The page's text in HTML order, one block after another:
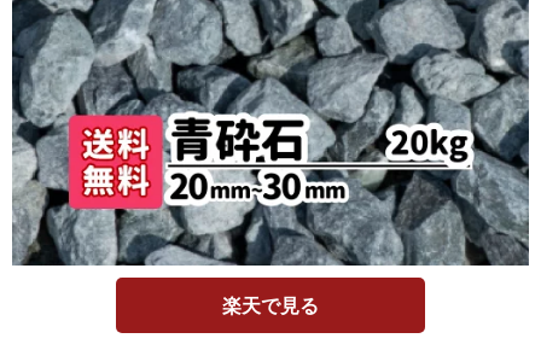
楽天で見る